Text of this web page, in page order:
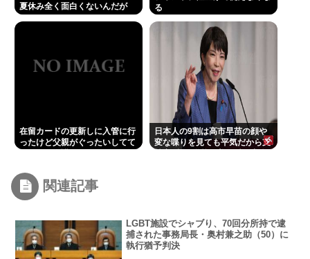
夏休み全く面白くないんだが
る
在留カードの更新しに入管に行
ったけど父親がぐったいしてて
日本人の9割は高市早苗の顔や
変な喋りを見ても平気だから支
関連記事
LGBT施設でシャブり、70回分所持で逮
捕された事務局長・奥村兼之助（50）に
執行猶予判決